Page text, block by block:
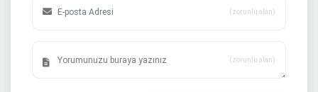
(zorunlu alan)
(zorunlu alan)